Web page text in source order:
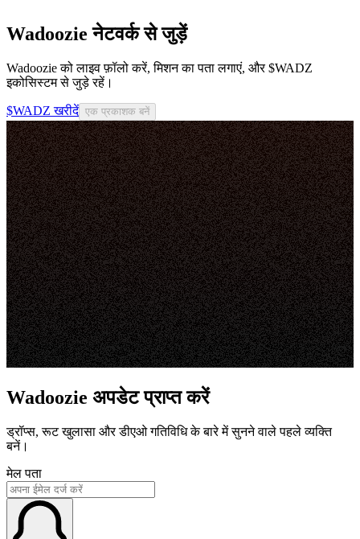
Wadoozie नेटवर्क से जुड़ें
Wadoozie को लाइव फ़ॉलो करें, मिशन का पता लगाएं, और $WADZ
इकोसिस्टम से जुड़े रहें।
$WADZ खरीदें एक प्रकाशक बनें
Wadoozie अपडेट प्राप्त करें
ड्रॉप्स, रूट खुलासा और डीएओ गतिविधि के बारे में सुनने वाले पहले व्यक्ति
बनें।
मेल पता